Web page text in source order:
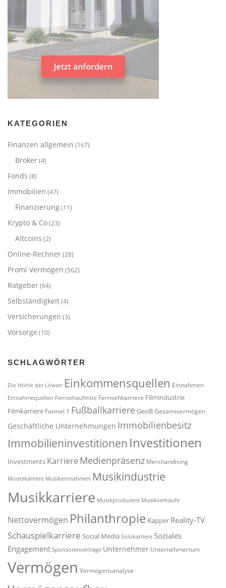
KATEGORIEN
Finanzen allgemein (167)
Broker(4)
Fonds (8)
Immobilien (47)
Finanzierung(11)
Krypto & Co(23)
Altcoins (2)
Online-Rechner(28)
Promi Vermögen (562)
Ratgeber(64)
Selbständigkeit(4)
Versicherungen (3)
Vorsorge (10)
SCHLAGWÖRTER
Die Höhle der Löwen Einkommensquellen Einnahmen
Einnahmequellen Fernsehauftritte Fernsehkarriere Filmindustrie
Filmkarriere Formel 1 Fußballkarriere GeoBGesamtvermögen
Geschäftliche Unternehmungen Immobilienbesitz
Immobilieninvestitionen Investitionen
Investments Karriere Medienpräsenz Merchandising
Modelkarriere Musikeinnahmen Musikindustrie
Musikkarriere Musikproduzent Musikverkäufe
Nettovermögen Philanthropie Rapper Reality-TV
Schauspielkarriere Social Media Solokarriere Soziales
Engagement Sponsorenverträge Unternehmer Unternehmertum
Vermögen Vermögensanalyse